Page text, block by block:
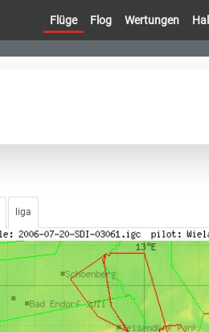
Flüge Flog Wertungen
liga